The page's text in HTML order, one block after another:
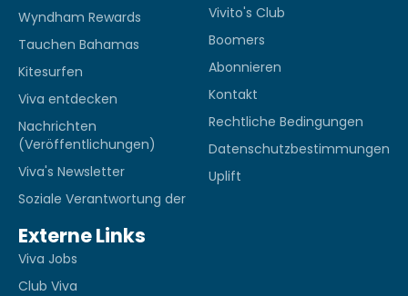
Wyndham Rewards
Tauchen Bahamas
Kitesurfen
Viva entdecken
Nachrichten
(Veröffentlichungen)
Viva's Newsletter
Soziale Verantwortung der
Vivito's Club
Boomers
Abonnieren
Kontakt
Rechtliche Bedingungen
Datenschutzbestimmungen
Uplift
Externe Links
Viva Jobs
Club Viva